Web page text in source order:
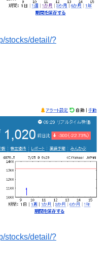
stocks/detail/?
stocks/detail/?